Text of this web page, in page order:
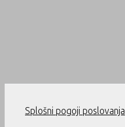
Splošni pogoji poslovanja